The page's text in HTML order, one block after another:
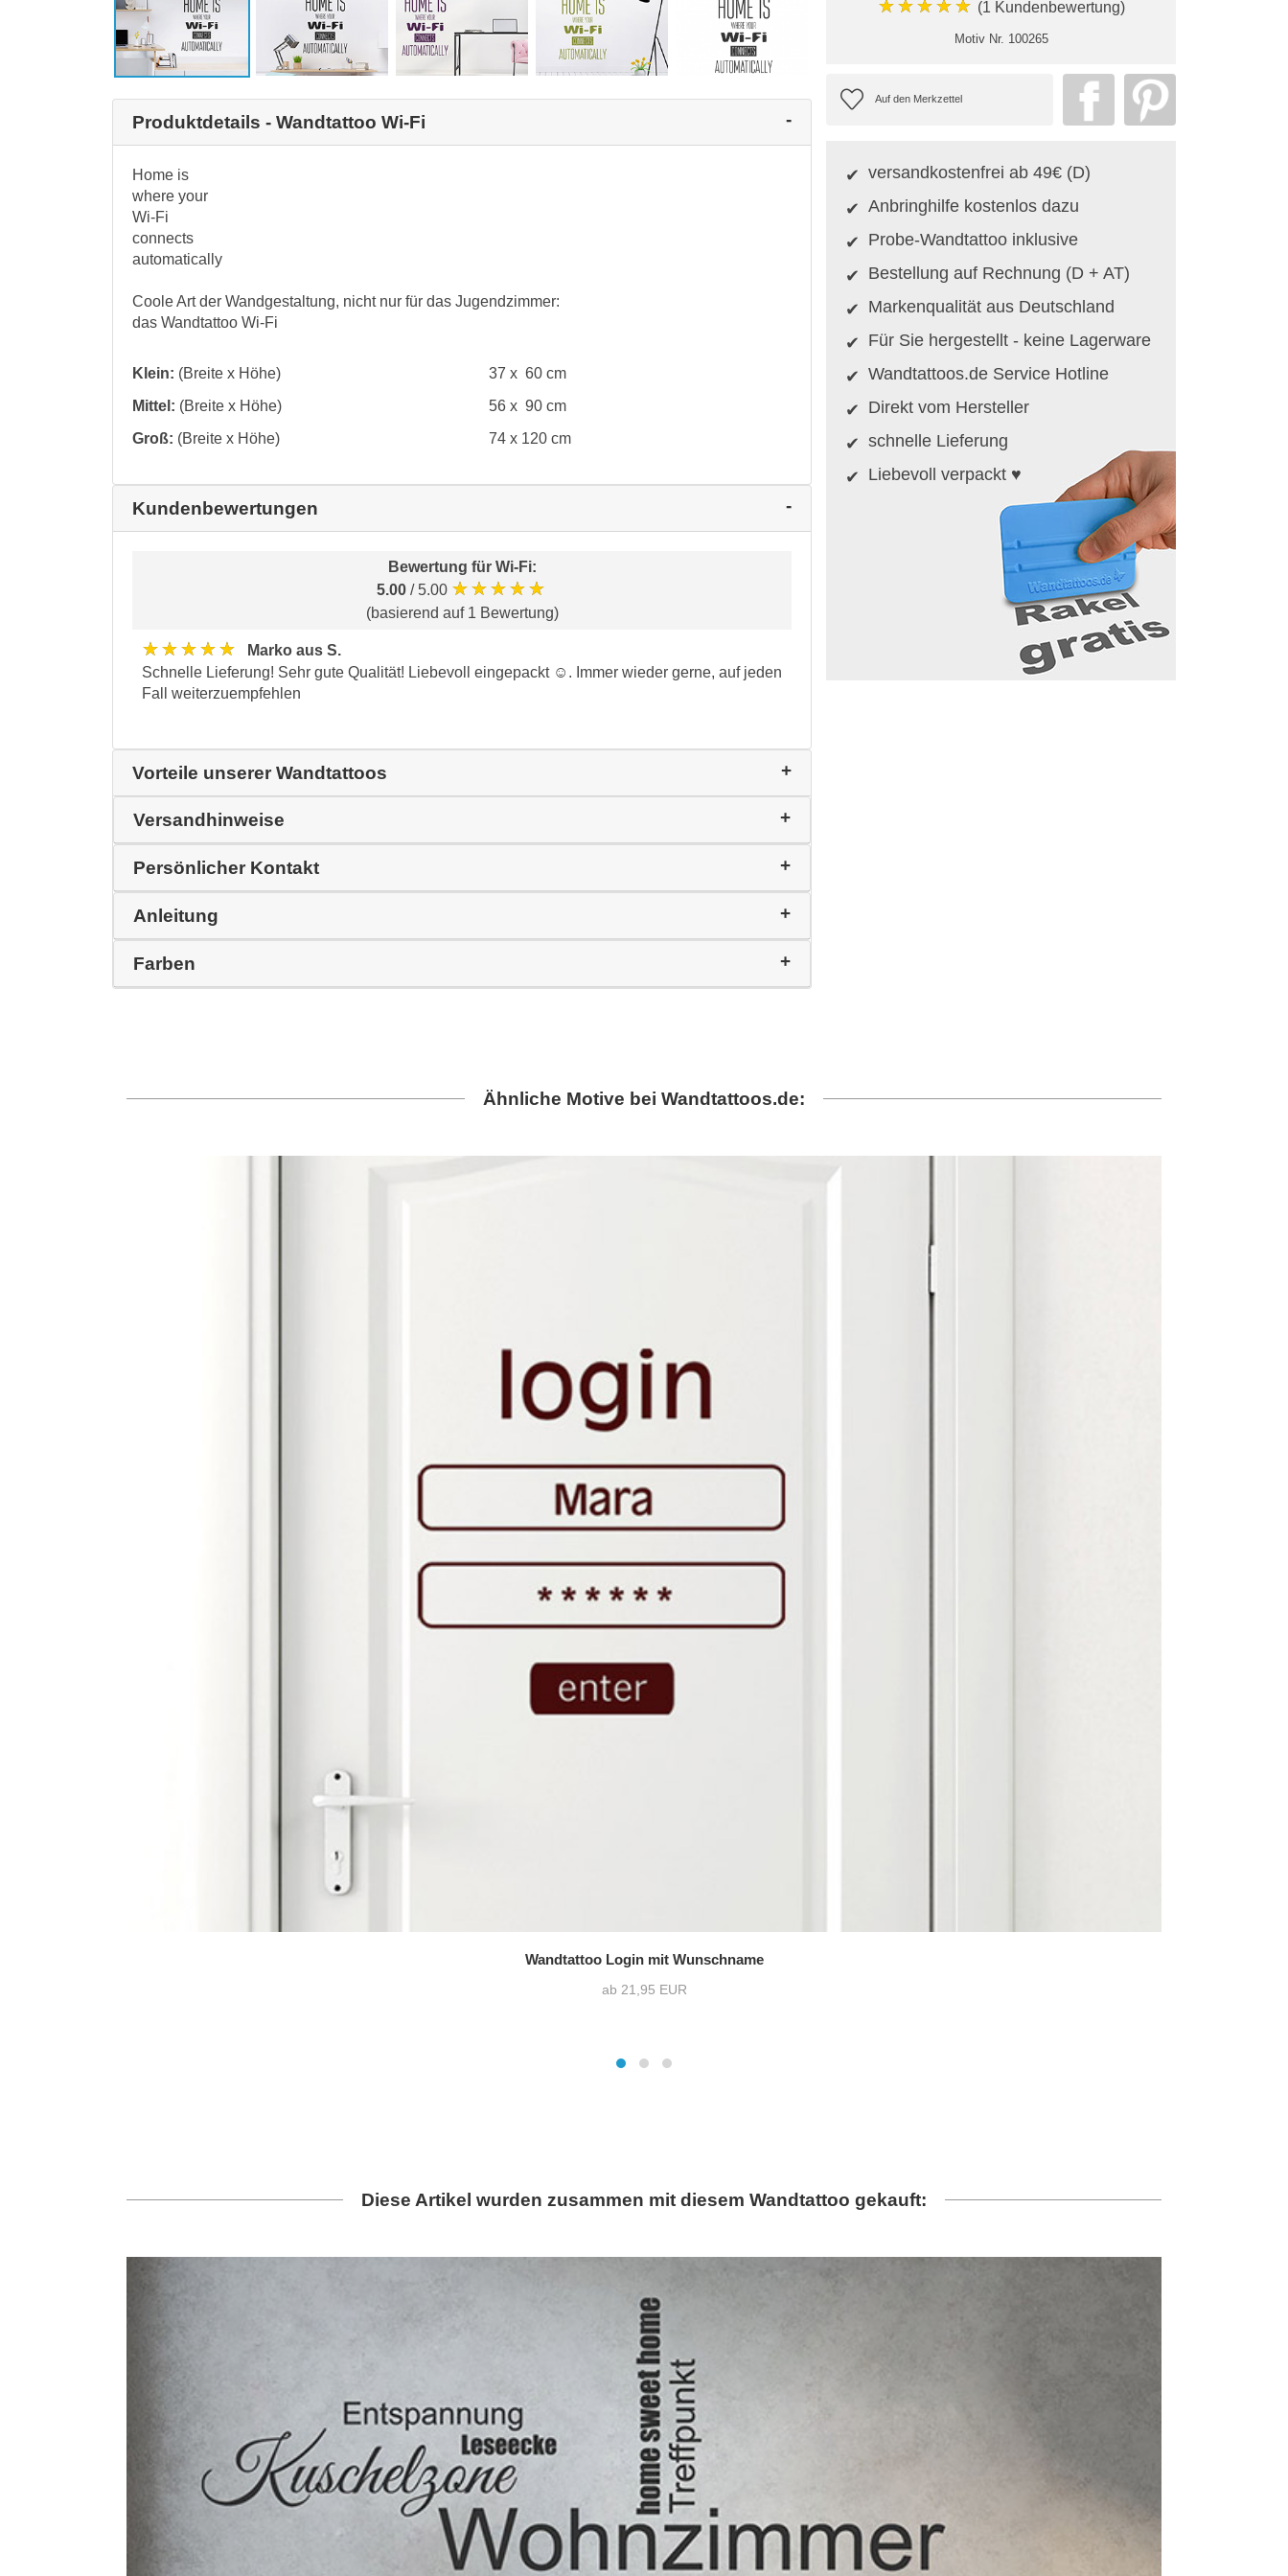
Produktdetails - Wandtattoo Wi-Fi
Home is
where your
Wi-Fi
connects
automatically
Coole Art der Wandgestaltung, nicht nur für das Jugendzimmer:
das Wandtattoo Wi-Fi
Klein: (Breite x Höhe)
37 x 60 cm
Mittel: (Breite x Höhe)
56 x 90 cm
Groß: (Breite x Höhe) 74 x 120 cm
Kundenbewertungen
Bewertung für Wi-Fi:
5.00 / 5.00 ★★★★★
(basierend auf 1 Bewertung)
★★★★★
Marko aus S.
Schnelle Lieferung! Sehr gute Qualität! Liebevoll eingepackt ☺. Immer wieder gerne, auf jeden
Fall weiterzuempfehlen
Vorteile unserer Wandtattoos
Versandhinweise
Persönlicher Kontakt
Anleitung
Farben
★★★★★ (1 Kundenbewertung)
Motiv Nr. 100265
versandkostenfrei ab 49€ (D)
Anbringhilfe kostenlos dazu
Probe-Wandtattoo inklusive
Bestellung auf Rechnung (D + AT)
Markenqualität aus Deutschland
Für Sie hergestellt - keine Lagerware
Wandtattoos.de Service Hotline
Direkt vom Hersteller
schnelle Lieferung
Liebevoll verpackt ♥
Ähnliche Motive bei Wandtattoos.de:
Wandtattoo Login mit Wunschname
ab 21,95 EUR
Diese Artikel wurden zusammen mit diesem Wandtattoo gekauft: